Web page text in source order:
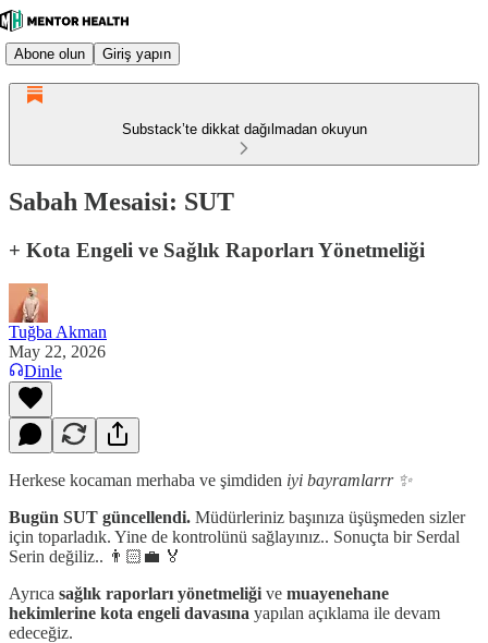
Abone olun Giriş yapın
Substack’te dikkat dağılmadan okuyun
Sabah Mesaisi: SUT
+ Kota Engeli ve Sağlık Raporları Yönetmeliği
Tuğba Akman
May 22, 2026
Dinle
Herkese kocaman merhaba ve şimdiden iyi bayramlarrr ✨
Bugün SUT güncellendi. Müdürleriniz başınıza üşüşmeden sizler
için toparladık. Yine de kontrolünü sağlayınız.. Sonuçta bir Serdal
Serin değiliz.. 👨🏻‍💼 🏅
Ayrıca sağlık raporları yönetmeliği ve muayenehane
hekimlerine kota engeli davasına yapılan açıklama ile devam
edeceğiz.